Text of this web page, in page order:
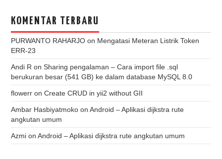
KOMENTAR TERBARU
PURWANTO RAHARJO on Mengatasi Meteran Listrik Token
ERR-23
Andi R onSharing pengalaman – Cara import file .sql
berukuran besar (541 GB) ke dalam database MySQL 8.0
flowerr onCreate CRUD in yii2 without GII
Ambar Hasbiyatmoko onAndroid – Aplikasi dijkstra rute
angkutan umum
Azmi onAndroid – Aplikasi dijkstra rute angkutan umum